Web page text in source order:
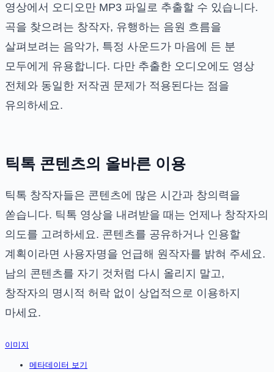
영상에서 오디오만 MP3 파일로 추출할 수 있습니다.
곡을 찾으려는 창작자, 유행하는 음원 흐름을
살펴보려는 음악가, 특정 사운드가 마음에 든 분
모두에게 유용합니다. 다만 추출한 오디오에도 영상
전체와 동일한 저작권 문제가 적용된다는 점을
유의하세요.
틱톡 콘텐츠의 올바른 이용
틱톡 창작자들은 콘텐츠에 많은 시간과 창의력을
쏟습니다. 틱톡 영상을 내려받을 때는 언제나 창작자의
의도를 고려하세요. 콘텐츠를 공유하거나 인용할
계획이라면 사용자명을 언급해 원작자를 밝혀 주세요.
남의 콘텐츠를 자기 것처럼 다시 올리지 말고,
창작자의 명시적 허락 없이 상업적으로 이용하지
마세요.
이미지
메타데이터 보기